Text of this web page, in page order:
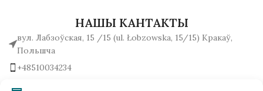
НАШЫ КАНТАКТЫ
вул. Лабзоўская, 15 /15 (ul. Łobzowska, 15/15) Кракаў,
Польшча
+48510034234